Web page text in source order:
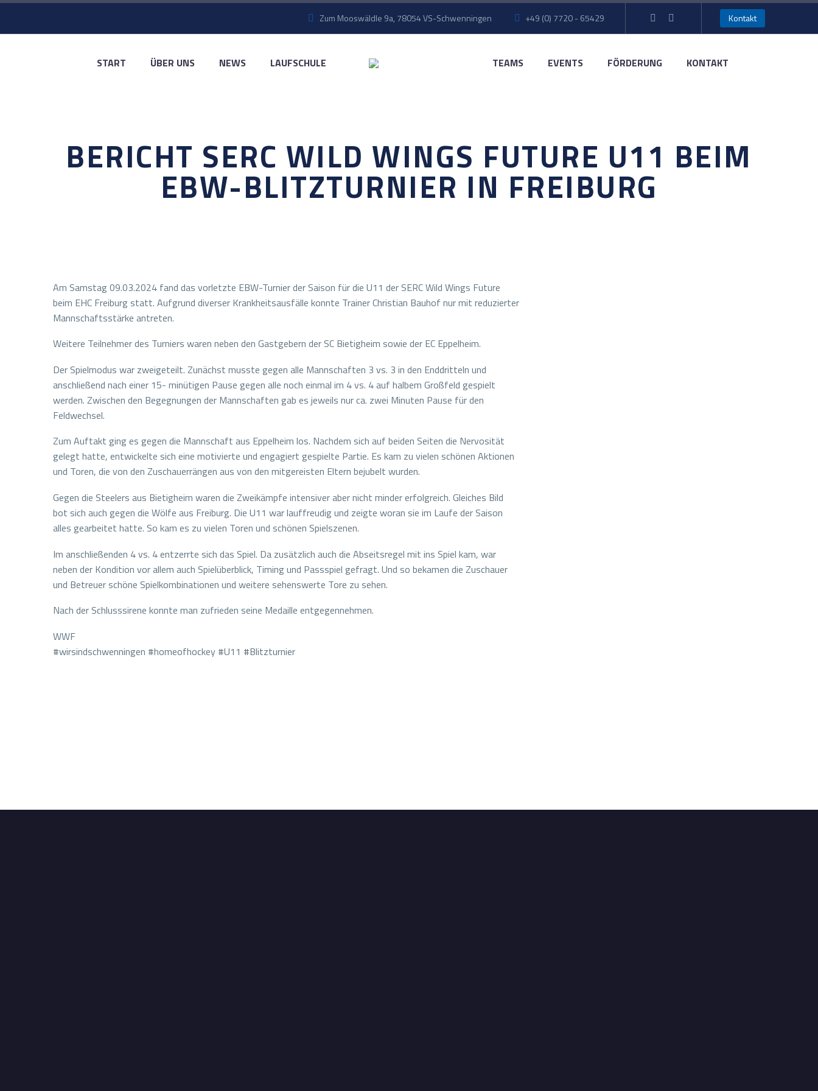
Zum Mooswäldle 9a, 78054 VS-Schwenningen +49 (0) 7720 - 65429 Kontakt
START ÜBER UNS NEWS LAUFSCHULE TEAMS EVENTS FÖRDERUNG KONTAKT
BERICHT SERC WILD WINGS FUTURE U11 BEIM
EBW-BLITZTURNIER IN FREIBURG
Am Samstag 09.03.2024 fand das vorletzte EBW-Turnier der Saison für die U11 der SERC Wild Wings Future
beim EHC Freiburg statt. Aufgrund diverser Krankheitsausfälle konnte Trainer Christian Bauhof nur mit reduzierter
Mannschaftsstärke antreten.
Weitere Teilnehmer des Turniers waren neben den Gastgebern der SC Bietigheim sowie der EC Eppelheim.
Der Spielmodus war zweigeteilt. Zunächst musste gegen alle Mannschaften 3 vs. 3 in den Enddritteln und
anschließend nach einer 15- minütigen Pause gegen alle noch einmal im 4 vs. 4 auf halbem Großfeld gespielt
werden. Zwischen den Begegnungen der Mannschaften gab es jeweils nur ca. zwei Minuten Pause für den
Feldwechsel.
Zum Auftakt ging es gegen die Mannschaft aus Eppelheim los. Nachdem sich auf beiden Seiten die Nervosität
gelegt hatte, entwickelte sich eine motivierte und engagiert gespielte Partie. Es kam zu vielen schönen Aktionen
und Toren, die von den Zuschauerrängen aus von den mitgereisten Eltern bejubelt wurden.
Gegen die Steelers aus Bietigheim waren die Zweikämpfe intensiver aber nicht minder erfolgreich. Gleiches Bild
bot sich auch gegen die Wölfe aus Freiburg. Die U11 war lauffreudig und zeigte woran sie im Laufe der Saison
alles gearbeitet hatte. So kam es zu vielen Toren und schönen Spielszenen.
Im anschließenden 4 vs. 4 entzerrte sich das Spiel. Da zusätzlich auch die Abseitsregel mit ins Spiel kam, war
neben der Kondition vor allem auch Spielüberblick, Timing und Passspiel gefragt. Und so bekamen die Zuschauer
und Betreuer schöne Spielkombinationen und weitere sehenswerte Tore zu sehen.
Nach der Schlusssirene konnte man zufrieden seine Medaille entgegennehmen.
WWF
#wirsindschwenningen #homeofhockey #U11 #Blitzturnier